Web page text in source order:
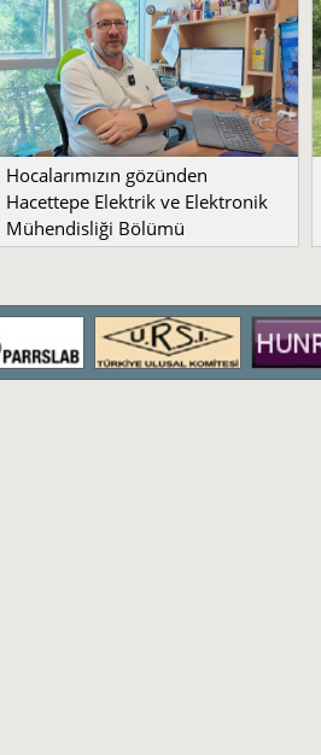
Hocalarımızın gözünden
Hacettepe Elektrik ve Elektronik
Mühendisliği Bölümü